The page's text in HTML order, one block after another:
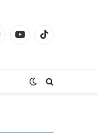
YouTubeTikTok